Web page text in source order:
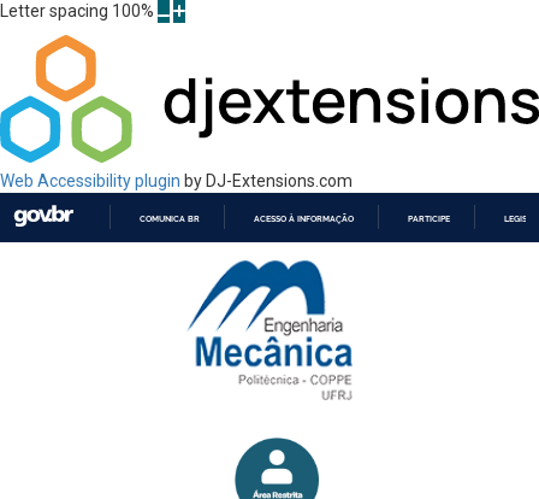
Letter spacing 100%
Web Accessibility plugin by DJ-Extensions.com
PARA
CONTEÚDO
COMUNICA BR ACESSO À INFORMAÇÃO PARTICIPE